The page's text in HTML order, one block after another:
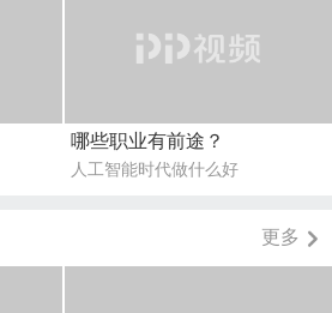
哪些职业有前途？
人工智能时代做什么好
更多